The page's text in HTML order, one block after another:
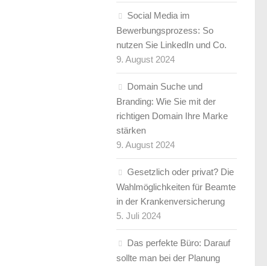
Social Media im
Bewerbungsprozess: So
nutzen Sie LinkedIn und Co.
9. August 2024
Domain Suche und
Branding: Wie Sie mit der
richtigen Domain Ihre Marke
stärken
9. August 2024
Gesetzlich oder privat? Die
Wahlmöglichkeiten für Beamte
in der Krankenversicherung
5. Juli 2024
Das perfekte Büro: Darauf
sollte man bei der Planung